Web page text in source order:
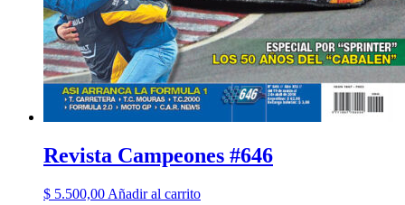
Revista Campeones #646
$ 5.500,00 Añadir al carrito